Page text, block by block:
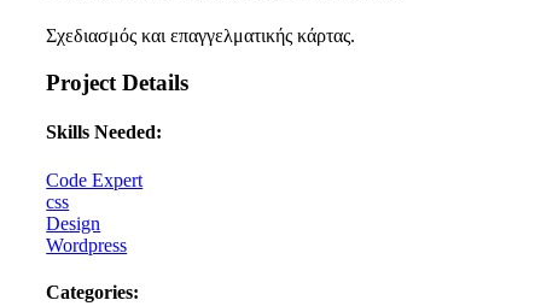
Σχεδιασμός και επαγγελματικής κάρτας.
Project Details
Skills Needed:
Code Expert
css
Design
Wordpress
Categories: